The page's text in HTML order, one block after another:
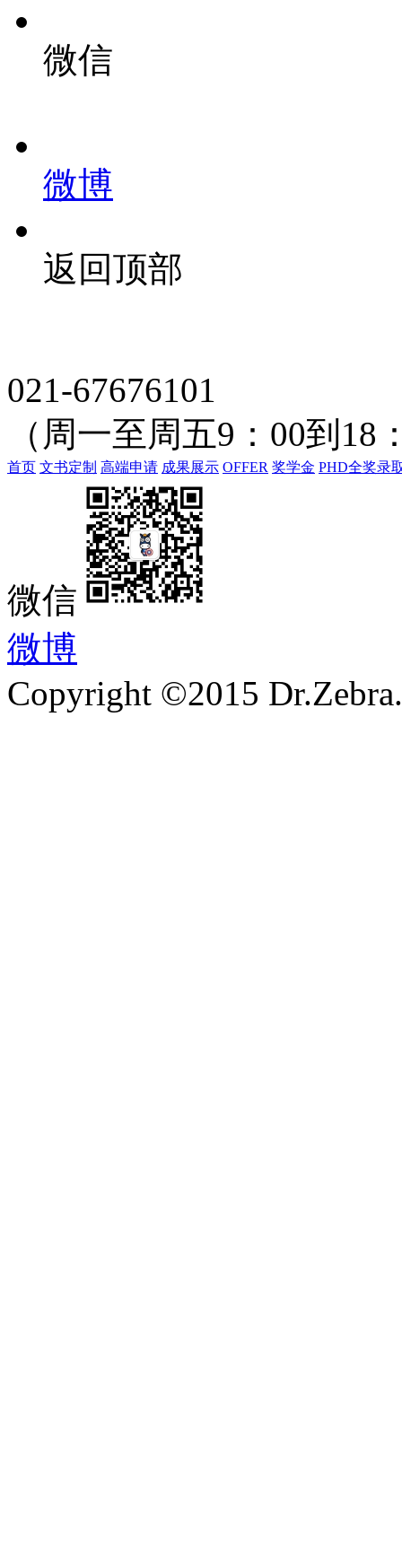
微信
微博
返回顶部
021-67676101
（周一至周五9：00到18
首页 文书定制 高端申请 成果展示 OFFER 奖学金 PHD全奖录
微信
微博
Copyright ©2015